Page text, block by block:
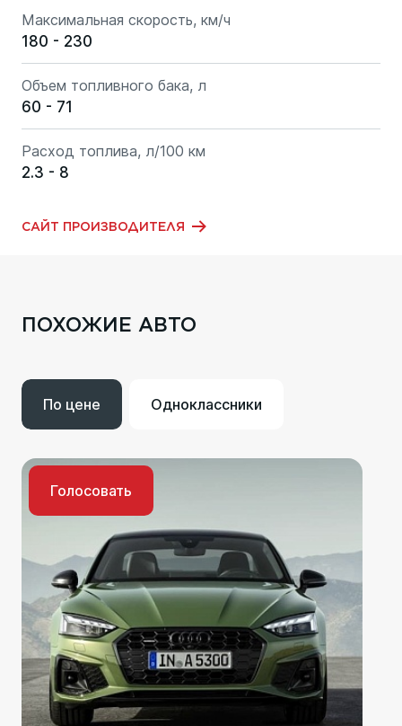
Максимальная скорость, км/ч
180 - 230
Объем топливного бака, л
60 - 71
Расход топлива, л/100 км
2.3 - 8
САЙТ ПРОИЗВОДИТЕЛЯ
ПОХОЖИЕ АВТО
По цене Одноклассники
Голосовать